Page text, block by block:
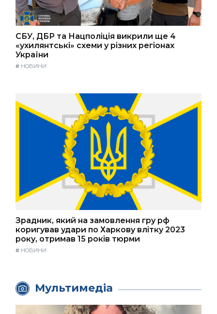
СБУ, ДБР та Нацполіція викрили ще 4
«ухилянтські» схеми у різних регіонах
України
# НОВИНИ
Зрадник, який на замовлення гру рф
коригував удари по Харкову влітку 2023
року, отримав 15 років тюрми
# НОВИНИ
Мультимедіа